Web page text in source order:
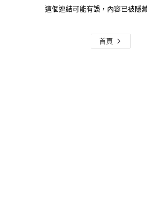
這個連結可能有誤，內容已被隱
首頁